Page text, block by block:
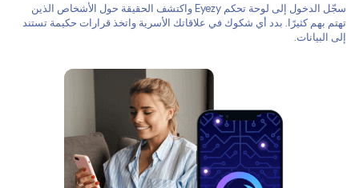
سجّل الدخول إلى لوحة تحكم Eyezy واكتشف الحقيقة حول الأشخاص الذين
تهتم بهم كثيرًا. بدد أي شكوك في علاقاتك الأسرية واتخذ قرارات حكيمة تستند
إلى البيانات.